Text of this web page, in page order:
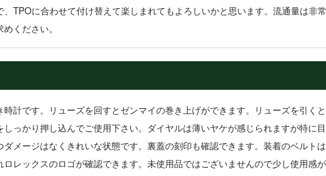
、TPOに合わせて付け替えて楽しまれてもよろしいかと思います。流通量は非
ください。
時計です。リューズを回すとゼンマイの巻き上げができます。リューズを引く
しっかり押し込んでご使用下さい。ダイヤルは薄いヤケが感じられますが特に
ダメージはなくきれいな状態です。裏蓋の刻印も確認できます。装着のベルト
ロレックスのロゴが確認できます。未使用品ではございませんので少し使用感